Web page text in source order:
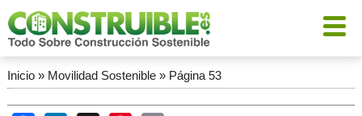
Inicio» Movilidad Sostenible» Página 53